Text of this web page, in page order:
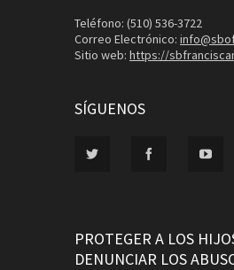
Teléfono: (510) 536-3722
Correo Electrónico:
Sitio web: https://
SÍGUENOS
PROTEGER A LOS
DENUNCIAR LOS